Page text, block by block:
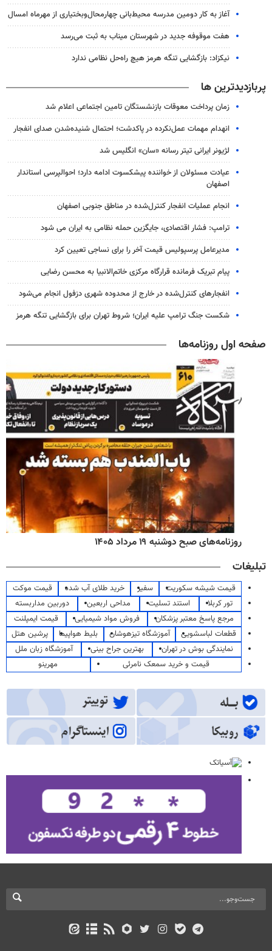
آغاز به کار دومین مدرسه محیط‌بانی چهارمحال‌وبختیاری از مهرماه امسال
هفت موقوفه جدید در شهرستان میناب به ثبت می‌رسد
نیکزاد: بازگشایی تنگه هرمز هیچ راه‌حل نظامی ندارد
پربازدیدترین ها
زمان پرداخت معوقات بازنشستگان تامین اجتماعی اعلام شد
انهدام مهمات عمل‌نکرده در پاکدشت؛ احتمال شنیده‌شدن صدای انفجار
لژیونر ایرانی تیتر رسانه «سان» انگلیس شد
عیادت مسئولان از خواننده پیشکسوت ادامه دارد؛ احوالپرسی استاندار
اصفهان
انجام عملیات انفجار کنترل‌شده در مناطق جنوبی اصفهان
ترامپ: فشار اقتصادی، جایگزین حمله نظامی به ایران می شود
مدیرعامل پرسپولیس قیمت آخر را برای نساجی تعیین کرد
پیام تبریک فرمانده قرارگاه مرکزی خاتم‌الانبیا به محسن رضایی
انفجارهای کنترل‌شده در خارج از محدوده شهری دزفول انجام می‌شود
شکست جنگ ترامپ علیه ایران؛ شروط تهران برای بازگشایی تنگه هرمز
صفحه اول روزنامه‌ها
روزنامه‌های صبح دوشنبه ۱۹ مرداد ۱۴۰۵
تبلیغات
قیمت شیشه سکوریت سفیر خرید طلای آب شده
قیمت موکت
تور کربلا
استند تسلیت مداحی اربعین
دوربین مداربسته
مرجع پاسخ معتبر پزشکان
فروش مواد شیمیایی
قیمت ایمپلنت
قطعات لباسشویی
آموزشگاه تیزهوشان بلیط هواپیما
پرشین هتل
نمایندگی بوش در تهران
بهترین جراح بینی
آموزشگاه زبان ملل
قیمت و خرید سمعک نامرئی
مهرینو